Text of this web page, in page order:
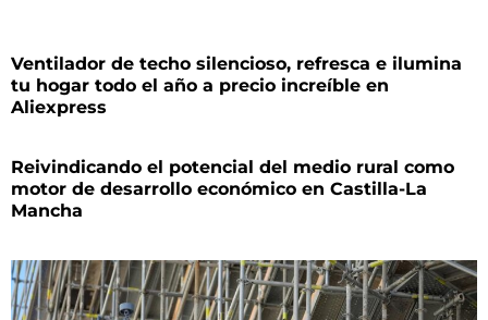
Ventilador de techo silencioso, refresca e ilumina
tu hogar todo el año a precio increíble en
Aliexpress
Reivindicando el potencial del medio rural como
motor de desarrollo económico en Castilla-La
Mancha